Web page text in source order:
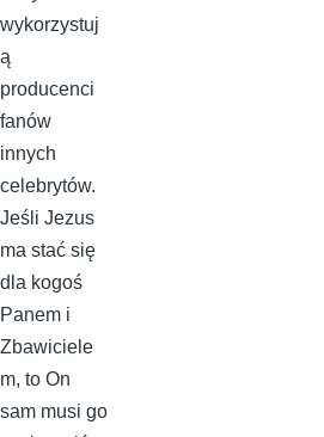
wykorzystuj
ą
producenci
fanów
innych
celebrytów.
Jeśli Jezus
ma stać się
dla kogoś
Panem i
Zbawiciele
m, to On
sam musi go